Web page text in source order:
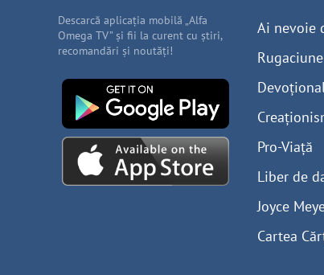
Descarcă aplicația mobilă „Alfa
Omega TV” și fii la curent cu știri,
recomandări și noutăți!
Ai nevoie
Pro-Viață
Liber de
Joyce
Cartea